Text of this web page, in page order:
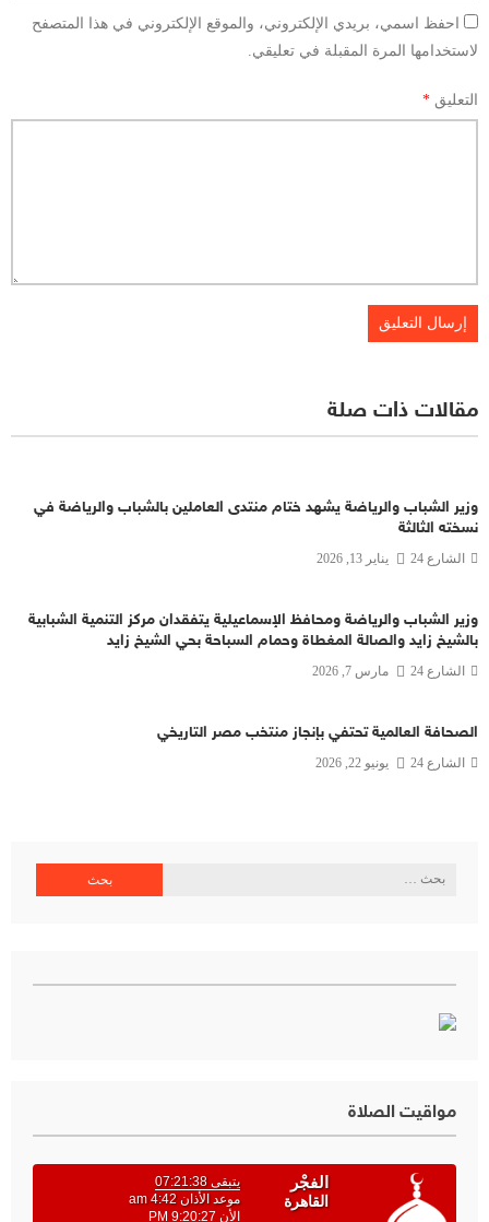
احفظ اسمي، بريدي الإلكتروني، والموقع الإلكتروني في هذا المتصفح
لاستخدامها المرة المقبلة في تعليقي.
التعليق *
مقالات ذات صلة
وزير الشباب والرياضة يشهد ختام منتدى العاملين بالشباب والرياضة في
نسخته الثالثة
الشارع 24 يناير 13, 2026
وزير الشباب والرياضة ومحافظ الإسماعيلية يتفقدان مركز التنمية الشبابية
بالشيخ زايد والصالة المغطاة وحمام السباحة بحي الشيخ زايد
الشارع 24 مارس 7, 2026
الصحافة العالمية تحتفي بإنجاز منتخب مصر التاريخي
الشارع 24 يونيو 22, 2026
البحث
مواقيت الصلاة